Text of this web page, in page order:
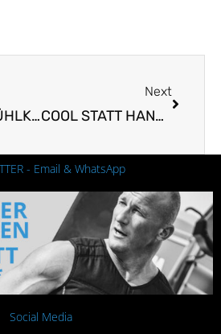
E.COOLINE KÜHLKLEIDUNG BEI HERZ-KREISLAUF-PROBLEMEN
Next
COOL STATT HANDICAP
- Email & WhatsApp
Social Media